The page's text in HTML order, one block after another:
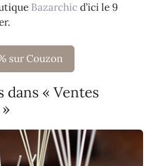
Bazarchicd’ici le 9
sur Couzon
dans « Ventes